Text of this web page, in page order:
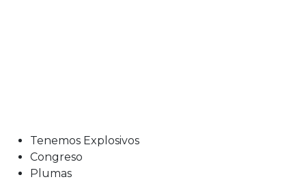
Tenemos Explosivos
Congreso
Plumas